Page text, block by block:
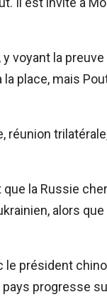
voyant la
place, mais
réunion
la Russie
alors
président
progresse